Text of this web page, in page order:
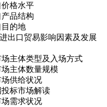
价格水平
产品结构
目的地
出口贸易影响因素及发展
主体类型及入场方式
主体数量规模
供给状况
标市场解读
需求状况